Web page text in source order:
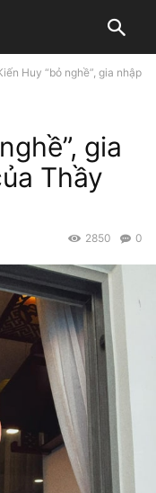
Huy “bỏ nghề”, gia nhập
gia
Thầy
0
2850